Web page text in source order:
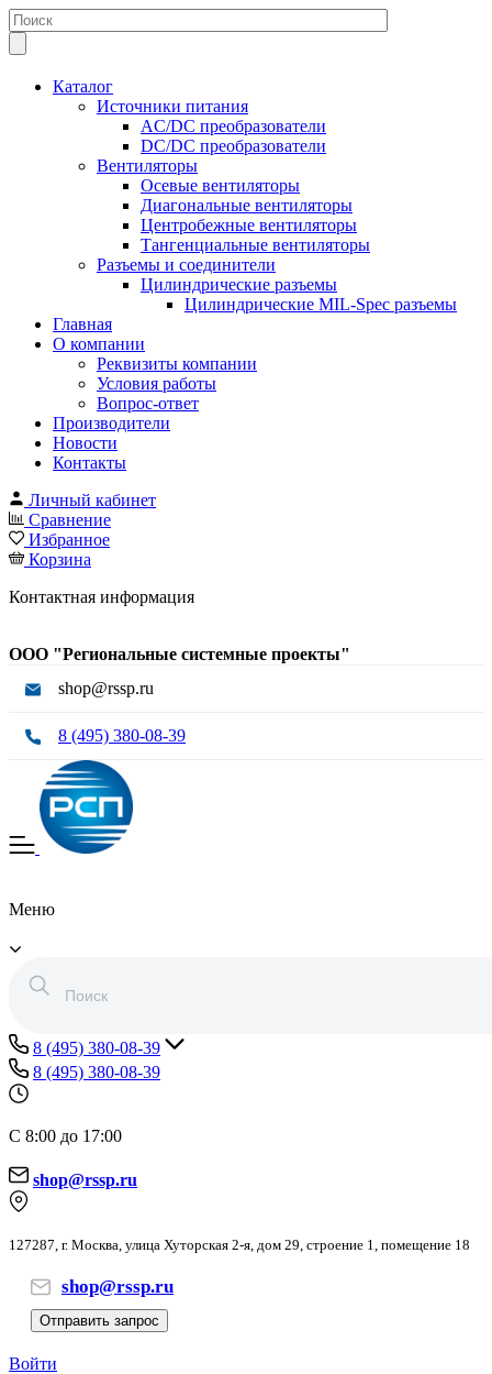
Каталог
Источники питания
AC/DC преобразователи
DC/DC преобразователи
Вентиляторы
Осевые вентиляторы
Диагональные вентиляторы
Центробежные вентиляторы
Тангенциальные вентиляторы
Разъемы и соединители
Цилиндрические разъемы
Цилиндрические MIL-Spec разъемы
Главная
О компании
Реквизиты компании
Условия работы
Вопрос-ответ
Производители
Новости
Контакты
Личный кабинет
Сравнение
Избранное
Корзина
Контактная информация
ООО "Региональные системные проекты"
shop@rssp.ru
8 (495) 380-08-39
Меню
8 (495) 380-08-39
8 (495) 380-08-39
С 8:00 до 17:00
shop@rssp.ru
127287, г. Москва, улица Хуторская 2-я, дом 29, строение 1, помещение 18
shop@rssp.ru
Отправить запрос
Войти